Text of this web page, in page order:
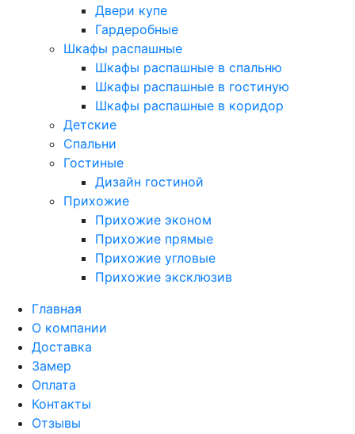
Двери купе
Гардеробные
Шкафы распашные
Шкафы распашные в спальню
Шкафы распашные в гостиную
Шкафы распашные в коридор
Детские
Спальни
Гостиные
Дизайн гостиной
Прихожие
Прихожие эконом
Прихожие прямые
Прихожие угловые
Прихожие эксклюзив
Главная
О компании
Доставка
Замер
Оплата
Контакты
Отзывы